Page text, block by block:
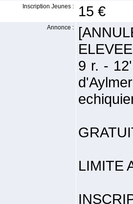
Inscription Jeunes : 15 €
Annonce :
9 r. -
LIMITE